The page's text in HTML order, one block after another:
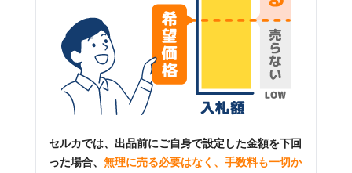
セルカでは、出品前にご自身で設定した金額を下回
った場合、 無理に売る必要はなく、手数料も一切か